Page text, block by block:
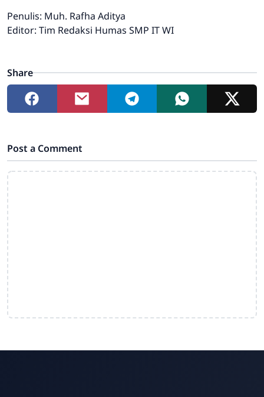
Penulis: Muh. Rafha Aditya
Editor: Tim Redaksi Humas SMP IT WI
Share
Post a Comment